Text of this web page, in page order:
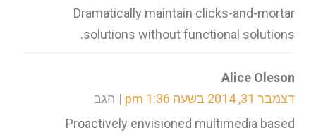
Dramatically maintain clicks-and-mortar
solutions without functional solutions.
Alice Oleson
דצמבר 31, 2014 בשעה 1:36 pm
הגב
Proactively envisioned multimedia based